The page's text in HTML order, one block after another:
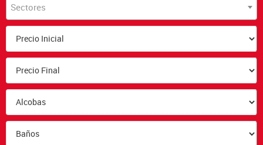
Sectores